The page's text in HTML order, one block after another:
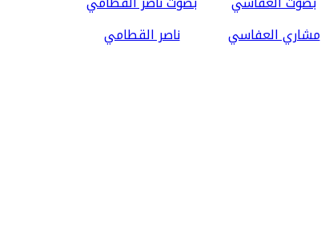
مشاري العفاسي ناصر القطامي